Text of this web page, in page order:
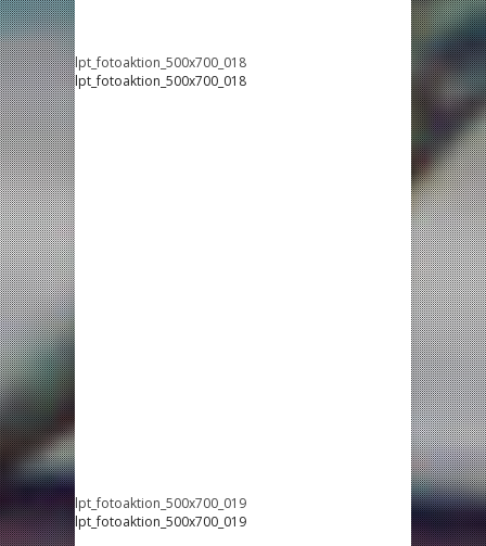
lpt_fotoaktion_500x700_018
lpt_fotoaktion_500x700_018
lpt_fotoaktion_500x700_019
lpt_fotoaktion_500x700_019